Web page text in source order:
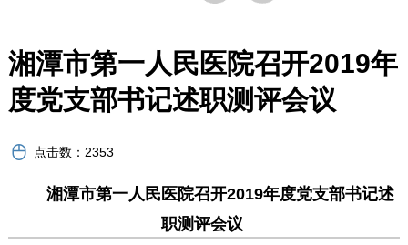
湘潭市第一人民医院召开2019年
度党支部书记述职测评会议
点击数： 2353
湘潭市第一人民医院召开2019年度党支部书记述
职测评会议